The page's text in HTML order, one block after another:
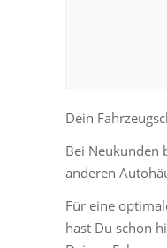
Dein
Bei Neukunden
anderen
Für eine
hast Du schon